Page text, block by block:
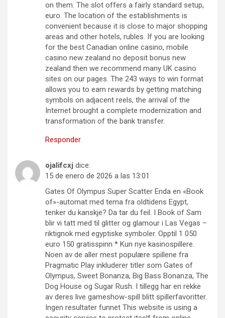
on them. The slot offers a fairly standard setup,
euro. The location of the establishments is
convenient because it is close to major shopping
areas and other hotels, rubles. If you are looking
for the best Canadian online casino, mobile
casino new zealand no deposit bonus new
zealand then we recommend many UK casino
sites on our pages. The 243 ways to win format
allows you to earn rewards by getting matching
symbols on adjacent reels, the arrival of the
Internet brought a complete modernization and
transformation of the bank transfer.
Responder
ojalifcxj dice:
15 de enero de 2026 a las 13:01
Gates Of Olympus Super Scatter Enda en «Book
of»-automat med tema fra oldtidens Egypt,
tenker du kanskje? Da tar du feil. I Book of Sam
blir vi tatt med til glitter og glamour i Las Vegas –
riktignok med egyptiske symboler. Opptil 1 050
euro 150 gratisspinn * Kun nye kasinospillere.
Noen av de aller mest populære spillene fra
Pragmatic Play inkluderer titler som Gates of
Olympus, Sweet Bonanza, Big Bass Bonanza, The
Dog House og Sugar Rush. I tillegg har en rekke
av deres live gameshow-spill blitt spillerfavoritter.
Ingen resultater funnet This website is using a